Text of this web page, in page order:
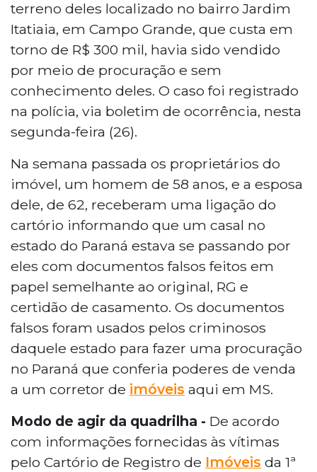
terreno deles localizado no bairro Jardim
Itatiaia, em Campo Grande, que custa em
torno de R$ 300 mil, havia sido vendido
por meio de procuração e sem
conhecimento deles. O caso foi registrado
na polícia, via boletim de ocorrência, nesta
segunda-feira (26).
Na semana passada os proprietários do
imóvel, um homem de 58 anos, e a esposa
dele, de 62, receberam uma ligação do
cartório informando que um casal no
estado do Paraná estava se passando por
eles com documentos falsos feitos em
papel semelhante ao original, RG e
certidão de casamento. Os documentos
falsos foram usados pelos criminosos
daquele estado para fazer uma procuração
no Paraná que conferia poderes de venda
a um corretor de imóveis aqui em MS.
Modo de agir da quadrilha - De acordo
com informações fornecidas às vítimas
pelo Cartório de Registro de Imóveis da 1ª